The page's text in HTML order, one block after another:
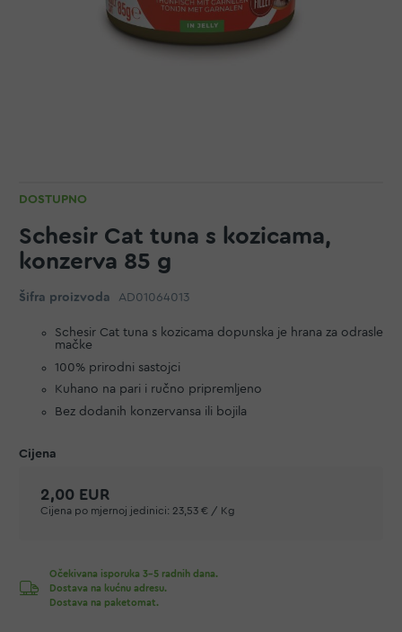
DOSTUPNO
Schesir Cat tuna s kozicama,
konzerva 85 g
Šifra proizvoda AD01064013
Schesir Cat tuna s kozicama dopunska je hrana za odrasle
mačke
100% prirodni sastojci
Kuhano na pari i ručno pripremljeno
Bez dodanih konzervansa ili bojila
2,00 EUR
Cijena po mjernoj jedinici: 23,53 € / Kg
Očekivana isporuka 3-5 radnih dana.
Dostava na kućnu adresu.
Dostava na paketomat.